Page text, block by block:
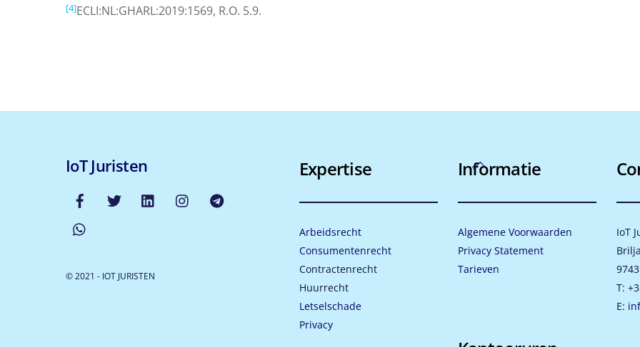
[4]ECLI:NL:GHARL:2019:1569, R.O. 5.9.
Back
Top
IoT Juristen
© 2021 - IOT JURISTEN
Expertise
Arbeidsrecht
Consumentenrecht
Contractenrecht
Huurrecht
Letselschade
Privacy
Informatie
Algemene Voorwaarden
Privacy Statement
Tarieven
IoT
T:
E: